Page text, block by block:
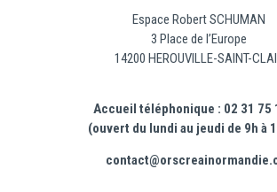
Espace Robert SCHUMAN
3 Place de l’Europe
14200 HEROUVILLE-SAINT-
Accueil téléphonique : 02 31 75
(ouvert du lundi au jeudi de 9h à